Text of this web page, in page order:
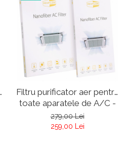
Filtru purificator aer pentru
toate aparatele de A/C -
Respilon Nanomembrane
279,00 Lei
259,00 Lei